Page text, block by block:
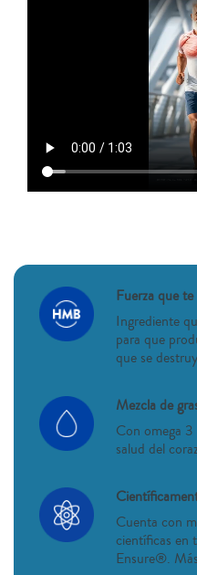
Fuerza que
Ingrediente
para que
que se
Mezcla de
Con omega
salud del
Cuenta con
científicas en
Ensure®.